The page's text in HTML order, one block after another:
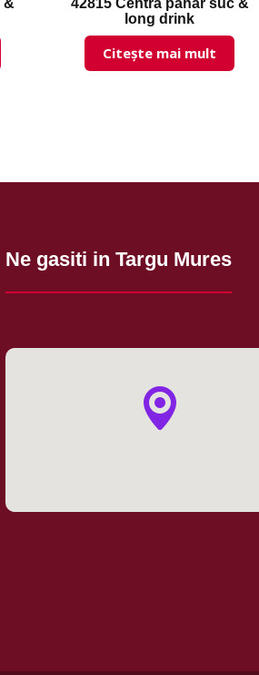
&
42815 Centra pahar suc &
long drink
Citește mai mult
Ne gasiti in Targu Mures